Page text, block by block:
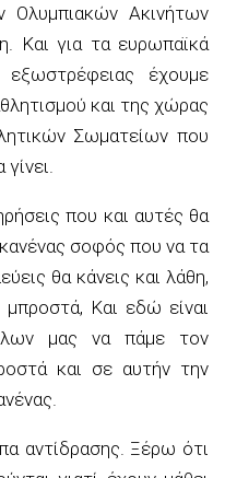
Ολυμπιακών Ακινήτων
Και για τα ευρωπαϊκά
έχουμε
και της χώρας
Σωματείων που
που και αυτές θα
σοφός που να τα
θα κάνεις και λάθη,
Και εδώ είναι
μας να πάμε τον
και σε αυτήν την
αντίδρασης. Ξέρω ότι